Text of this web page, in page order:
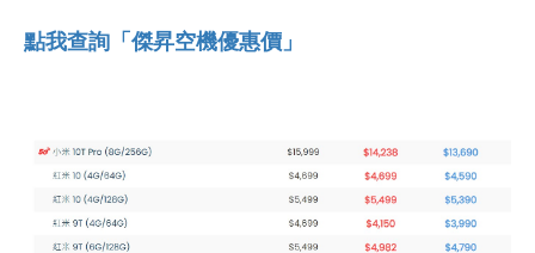
點我查詢「傑昇空機優惠價」